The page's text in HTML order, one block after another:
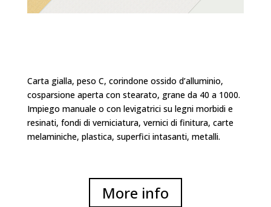
Carta gialla, peso C, corindone ossido d’alluminio,
cosparsione aperta con stearato, grane da 40 a 1000.
Impiego manuale o con levigatrici su legni morbidi e
resinati, fondi di verniciatura, vernici di finitura, carte
melaminiche, plastica, superfici intasanti, metalli.
More info